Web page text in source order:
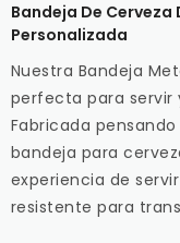
Bandeja De Cerveza
Personalizada
Nuestra Bandeja
perfecta para servir
Fabricada
bandeja para
experiencia de
resistente para